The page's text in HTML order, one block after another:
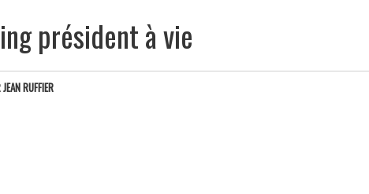
président à vie
JEAN RUFFIER